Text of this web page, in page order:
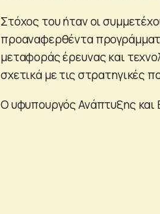
Στόχος του ήταν οι
προαναφερθέντα
μεταφοράς έρευνας και
σχετικά με τις στρατηγικές
Ο υφυπουργός Ανάπτυξης